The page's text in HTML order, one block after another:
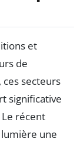
et
de
ces secteurs
significative
Le récent
une